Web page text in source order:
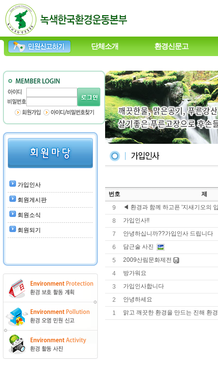
단체소개 환경신문고
가입인사
회원게시판
회원소식
회원되기
번호
제
9
◀ 환경과 함께 하고픈 '지새기오의
8
가입인사!!
7
안녕하십니까??가입인사 드립니다
6
담근술 사진
5
2009산림문화제전
4
방가워요
3
가입인사합니다
2
안녕하세요
1
맑고 깨끗한 환경을 만드는 진해 환